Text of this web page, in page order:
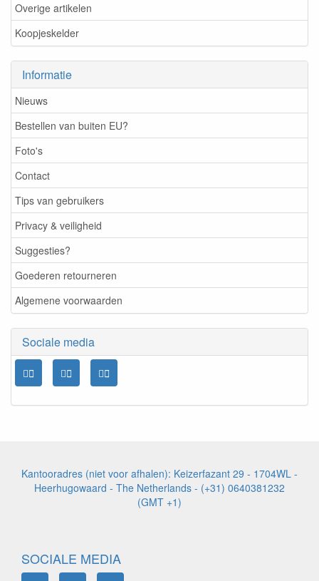
Overige artikelen
Koopjeskelder
Informatie
Nieuws
Bestellen van buiten EU?
Foto's
Contact
Tips van gebruikers
Privacy & veiligheid
Suggesties?
Goederen retourneren
Algemene voorwaarden
Sociale media
Kantooradres (niet voor afhalen): Keizerfazant 29 - 1704WL -
Heerhugowaard - The Netherlands - (+31) 0640381232
(GMT +1)
SOCIALE MEDIA